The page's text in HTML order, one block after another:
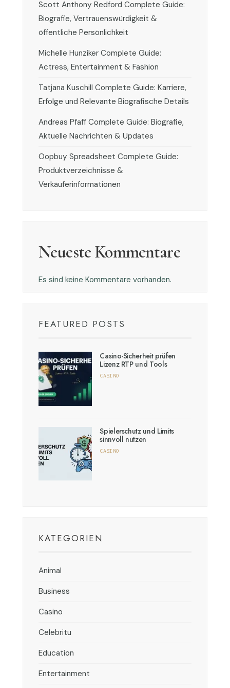
Scott Anthony Redford Complete Guide:
Biografie, Vertrauenswürdigkeit &
öffentliche Persönlichkeit
Michelle Hunziker Complete Guide:
Actress, Entertainment & Fashion
Tatjana Kuschill Complete Guide: Karriere,
Erfolge und Relevante Biografische Details
Andreas Pfaff Complete Guide: Biografie,
Aktuelle Nachrichten & Updates
Oopbuy Spreadsheet Complete Guide:
Produktverzeichnisse &
Verkäuferinformationen
Neueste Kommentare
Es sind keine Kommentare vorhanden.
FEATURED POSTS
Casino-Sicherheit prüfen
Lizenz RTP und Tools
CASINO
Spielerschutz und Limits
sinnvoll nutzen
CASINO
KATEGORIEN
Animal
Business
Casino
Celebritu
Education
Entertainment